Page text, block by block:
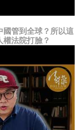
國管到全球？所以這
權法院打臉？